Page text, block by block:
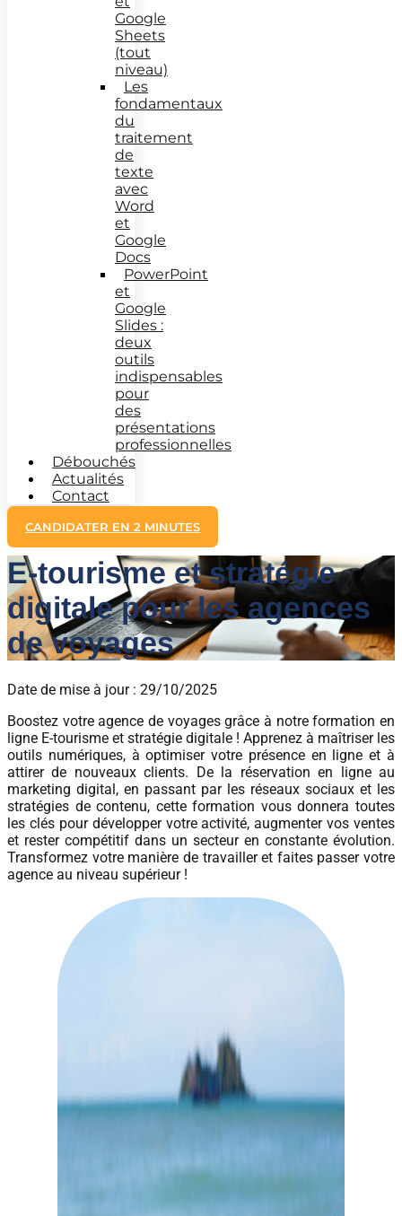
Google
Sheets
(tout
niveau)
Les
fondamentaux
du
traitement
de
texte
avec
Word
et
Google
Docs
PowerPoint
et
Google
Slides :
deux
outils
indispensables
pour
des
présentations
professionnelles
Débouchés
Actualités
Contact
CANDIDATER EN 2 MINUTES
E-tourisme et stratégie
digitale pour les agences
de voyages
Date de mise à jour : 29/10/2025
Boostez votre agence de voyages grâce à notre formation en
ligne E-tourisme et stratégie digitale ! Apprenez à maîtriser les
outils numériques, à optimiser votre présence en ligne et à
attirer de nouveaux clients. De la réservation en ligne au
marketing digital, en passant par les réseaux sociaux et les
stratégies de contenu, cette formation vous donnera toutes
les clés pour développer votre activité, augmenter vos ventes
et rester compétitif dans un secteur en constante évolution.
Transformez votre manière de travailler et faites passer votre
agence au niveau supérieur !